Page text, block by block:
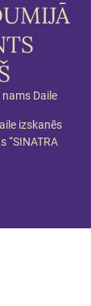
Daile
izskanēs
“SINATRA